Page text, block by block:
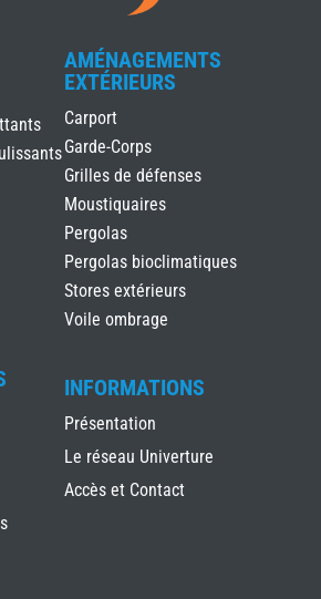
AMÉNAGEMENTS
EXTÉRIEURS
Carport
Garde-Corps
Grilles de défenses
Moustiquaires
Pergolas
Pergolas bioclimatiques
Stores extérieurs
Voile ombrage
INFORMATIONS
Présentation
Le réseau Univerture
Accès et Contact